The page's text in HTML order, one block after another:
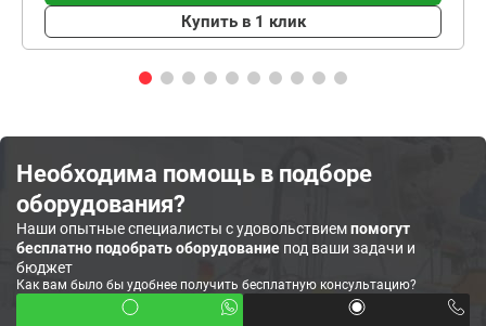
Купить в 1 клик
Необходима помощь в подборе
оборудования?
Наши опытные специалисты с удовольствиемпомогут
бесплатно подобрать оборудование под ваши задачи и
бюджет
Как вам было бы удобнее получить бесплатную консультацию?